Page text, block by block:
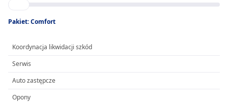
Pakiet: Comfort
Koordynacja likwidacji szkód
Serwis
Auto zastępcze
Opony